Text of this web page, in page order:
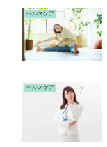
ヘルスケア
ヘルスケア